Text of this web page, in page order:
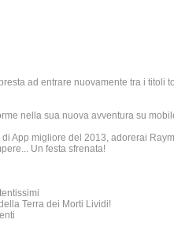
ad entrare nuovamente tra i titoli
nella sua nuova avventura su
App migliore del 2013, adorerai
Un festa sfrenata!
Terra dei Morti Lividi!